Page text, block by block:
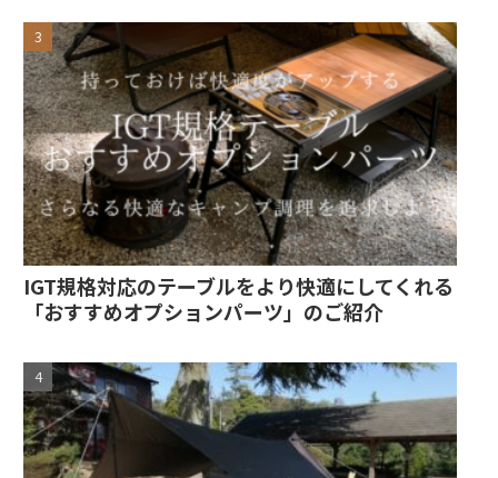
IGT規格対応のテーブルをより快適にしてくれる
「おすすめオプションパーツ」のご紹介